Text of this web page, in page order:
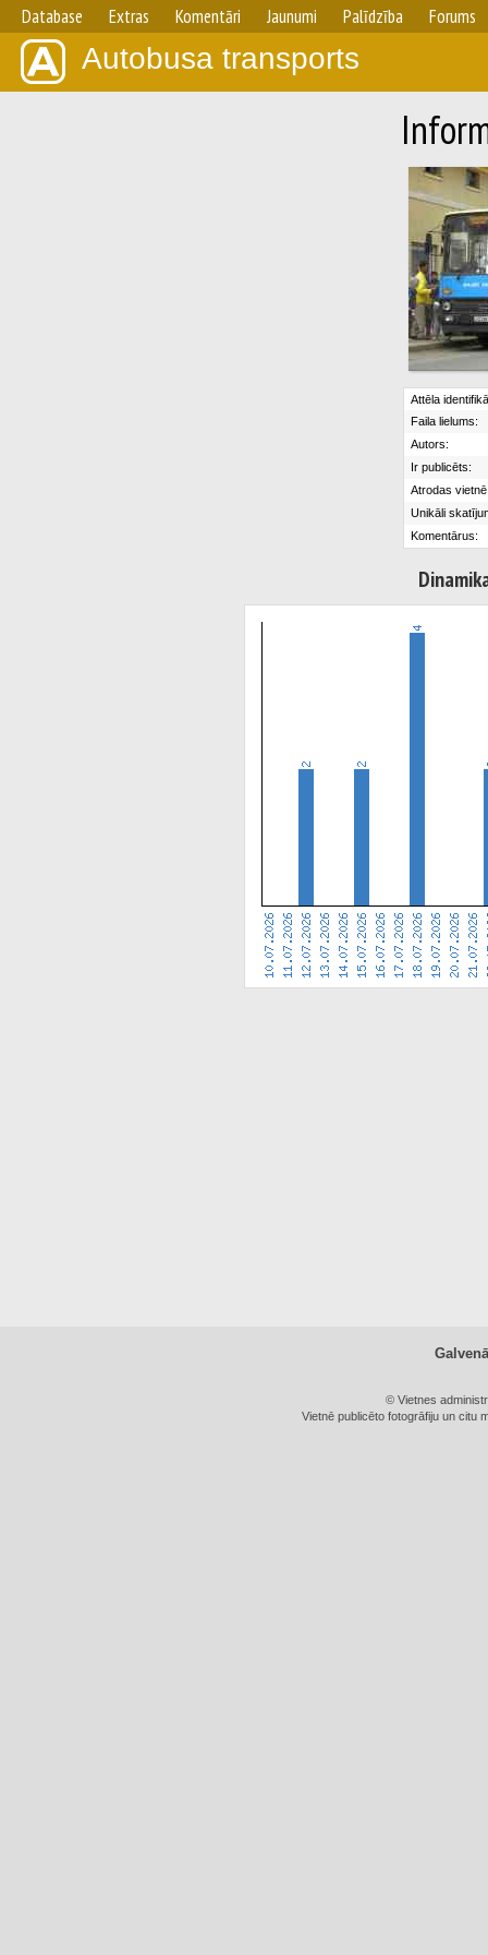
Database Extras Komentāri Jaunumi Palīdzība Forums
Autobusa transports
Attēla
Faila lielums:
Autors:
Ir publicēts:
Atrodas
Unikāli
Komentārus:
© Vietnes
Vietnē publicēto fotogrāfiju un citu